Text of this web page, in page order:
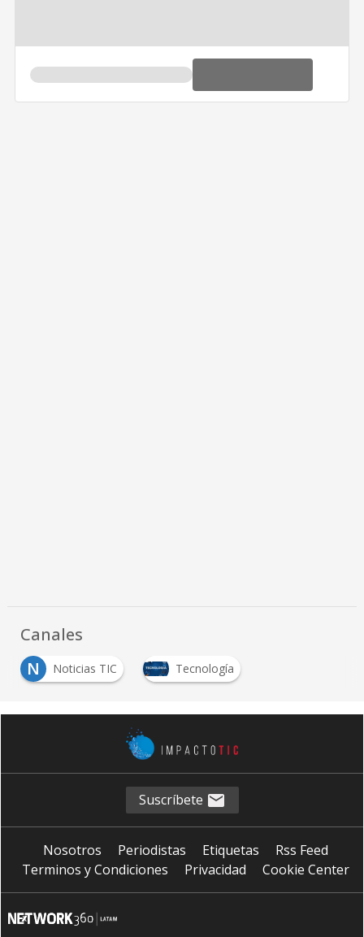
Canales
N
Noticias TIC Tecnología
Suscríbete
Nosotros Periodistas Etiquetas
Rss Feed
Terminos y Condiciones
Privacidad Cookie Center